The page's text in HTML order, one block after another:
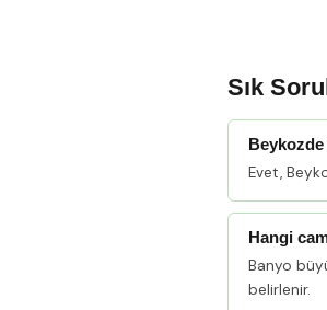
Sık
Evet,
Hangi
Banyo
belirlenir.